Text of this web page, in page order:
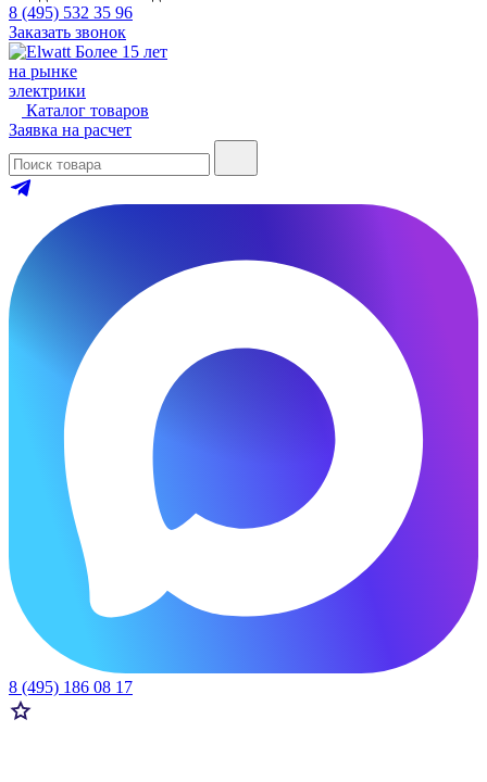
8 (495) 532 35 96
Заказать звонок
Более 15 лет
на рынке
электрики
Каталог товаров
Заявка на расчет
8 (495) 186 08 17